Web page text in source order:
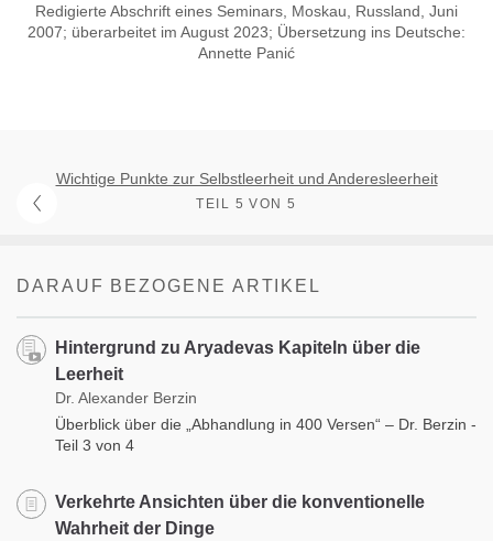
Redigierte Abschrift eines Seminars, Moskau, Russland, Juni
2007; überarbeitet im August 2023; Übersetzung ins Deutsche:
Annette Panić
Wichtige Punkte zur Selbstleerheit und Anderesleerheit
TEIL 5 VON 5
DARAUF BEZOGENE ARTIKEL
Hintergrund zu Aryadevas Kapiteln über die
Leerheit
Dr. Alexander Berzin
Überblick über die „Abhandlung in 400 Versen“ – Dr. Berzin -
Teil 3 von 4
Verkehrte Ansichten über die konventionelle
Wahrheit der Dinge